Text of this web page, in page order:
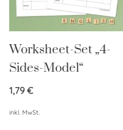
Worksheet-Set „4-
Sides-Model“
1,79€
inkl. MwSt.